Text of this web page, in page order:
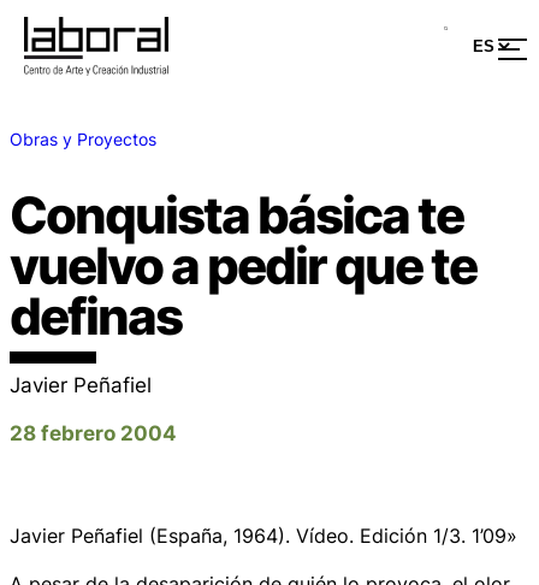
Obras y Proyectos
Conquista básica te
vuelvo a pedir que te
definas
Javier Peñafiel
28 febrero 2004
Javier Peñafiel (España, 1964). Vídeo. Edición 1/3. 1’09»